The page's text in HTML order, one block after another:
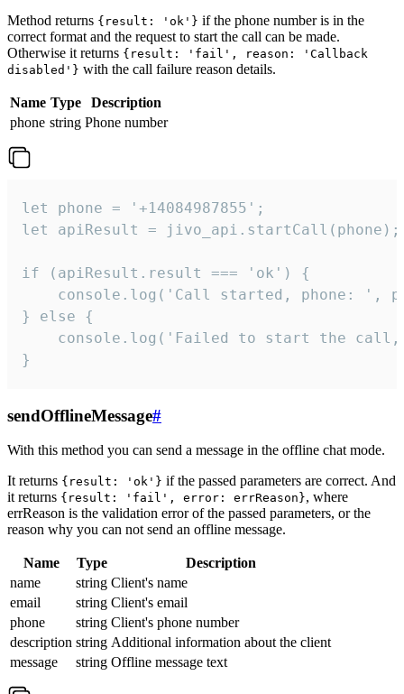
Method returns {result: 'ok'} if the phone number is in the
correct format and the request to start the call can be made.
Otherwise it returns {result: 'fail', reason: 'Callback
disabled'} with the call failure reason details.
Name Type
Description
phone string Phone number
let phone = '+14084987855';
let apiResult = jivo_api.startCall(phone);
if (apiResult.result === 'ok') {
console.log('Call started, phone: ',
} else {
console.log('Failed to start the
}
sendOfflineMessage#
With this method you can send a message in the offline chat mode.
It returns {result: 'ok'} if the passed parameters are correct. And
it returns {result: 'fail', error: errReason}, where
errReason is the validation error of the passed parameters, or the
reason why you can not send an offline message.
Name Type
Description
name
string Client's name
email
string Client's email
phone
string Client's phone number
description string Additional information about the client
message
string Offline message text